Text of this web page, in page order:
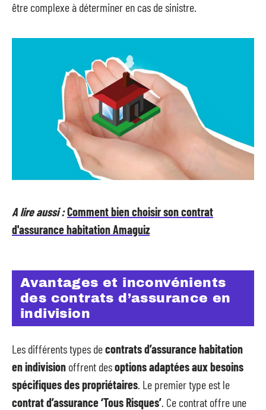
être complexe à déterminer en cas de sinistre.
A lire aussi :Comment bien choisir son contrat
d'assurance habitation Amaguiz
Avantages et inconvénients
des contrats d’assurance en
indivision
Les différents types decontrats d’assurance habitation
en indivision offrent desoptions adaptées aux besoins
spécifiques des propriétaires. Le premier type est le
contrat d’assurance ‘Tous Risques’. Ce contrat offre une